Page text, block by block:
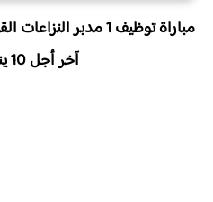
مباراة توظيف 1 مدبر
آخر أجل 10 يناير 2025